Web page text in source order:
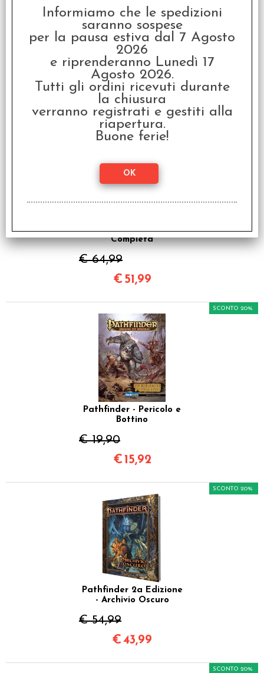
Pathfinder 2a Edizione
- Problemi a Otari
€ 26,00
€ 20,80
- Destino Rubato - Saga
Completa
€ 64,99
€ 51,99
Pathfinder - Pericolo e
Bottino
€ 19,90
SCONTO 20%
€ 15,92
Pathfinder 2a Edizione
- Archivio Oscuro
€ 54,99
SCONTO 20%
€43,99
SCONTO 20%
Informiamo che le spedizioni
saranno sospese
per la pausa estiva dal 7 Agosto
2026
e riprenderanno Lunedì 17
Agosto 2026.
Tutti gli ordini ricevuti durante
la chiusura
verranno registrati e gestiti alla
riapertura.
Buone ferie!